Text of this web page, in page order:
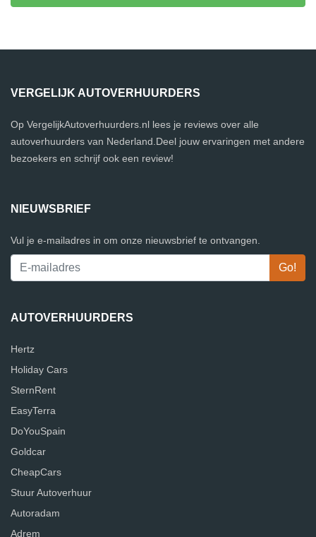
VERGELIJK AUTOVERHUURDERS
Op VergelijkAutoverhuurders.nl lees je reviews over alle
autoverhuurders van Nederland.Deel jouw ervaringen met andere
bezoekers en schrijf ook een review!
NIEUWSBRIEF
Vul je e-mailadres in om onze nieuwsbrief te ontvangen.
AUTOVERHUURDERS
Hertz
Holiday Cars
SternRent
EasyTerra
DoYouSpain
Goldcar
CheapCars
Stuur Autoverhuur
Autoradam
Adrem